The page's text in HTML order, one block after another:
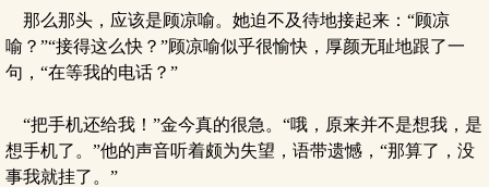
那么那头，应该是顾凉喻。她迫不及待地接起来：“顾凉
喻？”“接得这么快？”顾凉喻似乎很愉快，厚颜无耻地跟了一
句，“在等我的电话？”
“把手机还给我！”金今真的很急。“哦，原来并不是想我，是
想手机了。”他的声音听着颇为失望，语带遗憾，“那算了，没
事我就挂了。”